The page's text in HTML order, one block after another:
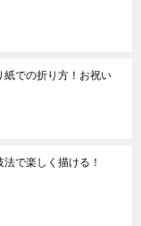
紙での折り方！お祝い
で楽しく描ける！